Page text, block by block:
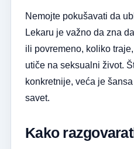
Nemojte pokušavati da
Lekaru je važno da zna
ili povremeno, koliko
utiče na seksualni život.
konkretnije, veća je
savet.
Kako